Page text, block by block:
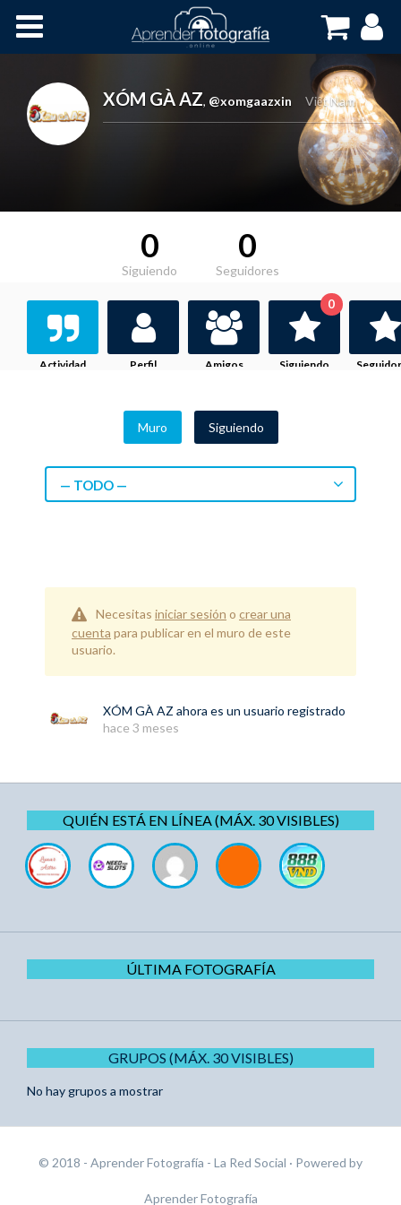
Cursos OnLine
XÓM GÀ AZ, @xomgaazxin Việt Nam
0
Siguiendo
0
Seguidores
Actividad Perfil Amigos Siguiendo
0
Muro Siguiendo
— TODO —
Necesitas iniciar sesión o crear una
cuenta para publicar en el muro de este
usuario.
XÓM GÀ AZ ahora es un usuario registrado
hace 3 meses
QUIÉN ESTÁ EN LÍNEA (MÁX. 30 VISIBLES)
ÚLTIMA FOTOGRAFÍA
GRUPOS (MÁX. 30 VISIBLES)
No hay grupos a mostrar
© 2018 - Aprender Fotografía - La Red Social · Powered by
Aprender Fotografía